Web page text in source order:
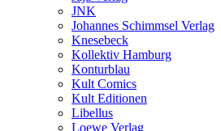
JNK
Johannes Schimmsel Verlag
Knesebeck
Kollektiv Hamburg
Konturblau
Kult Comics
Kult Editionen
Libellus
Loewe Verlag